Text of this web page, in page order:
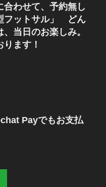
合わせて、予約無し
フットサル」 どん
当日のお楽しみ。
ます！
Payでもお支払